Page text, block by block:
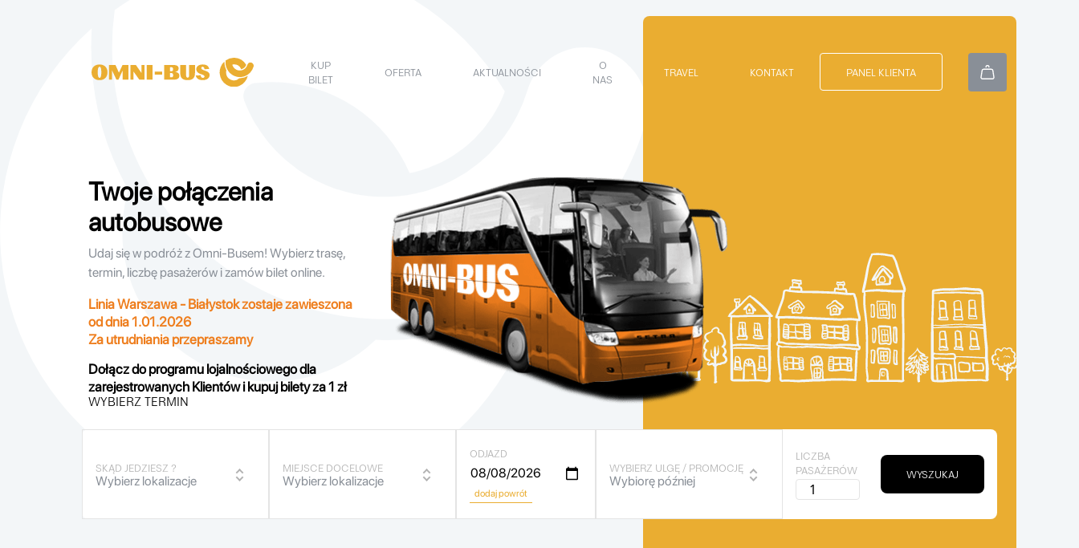
KUP
BILET
OFERTA AKTUALNOŚCI
O
NAS
TRAVEL KONTAKT PANEL KLIENTA
Twoje połączenia
autobusowe
Udaj się w podróż z Omni-Busem! Wybierz trasę,
termin, liczbę pasażerów i zamów bilet online.
Linia Warszawa - Białystok zostaje zawieszona
od dnia 1.01.2026
Za utrudniania przepraszamy
Dołącz do programu lojalnościowego dla
zarejestrowanych Klientów i kupuj bilety za 1 zł
WYBIERZ TERMIN
SKĄD JEDZIESZ ?
Wybierz lokalizacje
MIEJSCE DOCELOWE
Wybierz lokalizacje
ODJAZD
dodaj powrót
WYBIERZ ULGĘ / PROMOCJĘ
Wybiorę później
LICZBA
PASAŻERÓW